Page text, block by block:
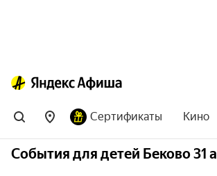
Сертификаты Кино
События для детей Беково 31